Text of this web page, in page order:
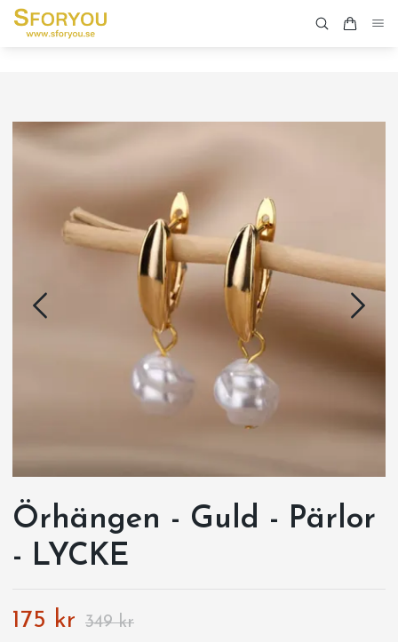
Örhängen - Guld - Pärlor
- LYCKE
175 kr 349 kr